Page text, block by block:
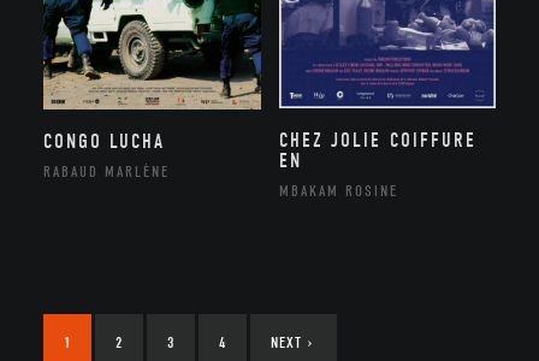
CONGO LUCHA
RABAUD MARLÈNE
CHEZ JOLIE COIFFURE
EN
MBAKAM ROSINE
1 2 3 4 NEXT ›